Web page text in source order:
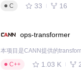
C
33 16
ops-transformer
C++
1.03 K